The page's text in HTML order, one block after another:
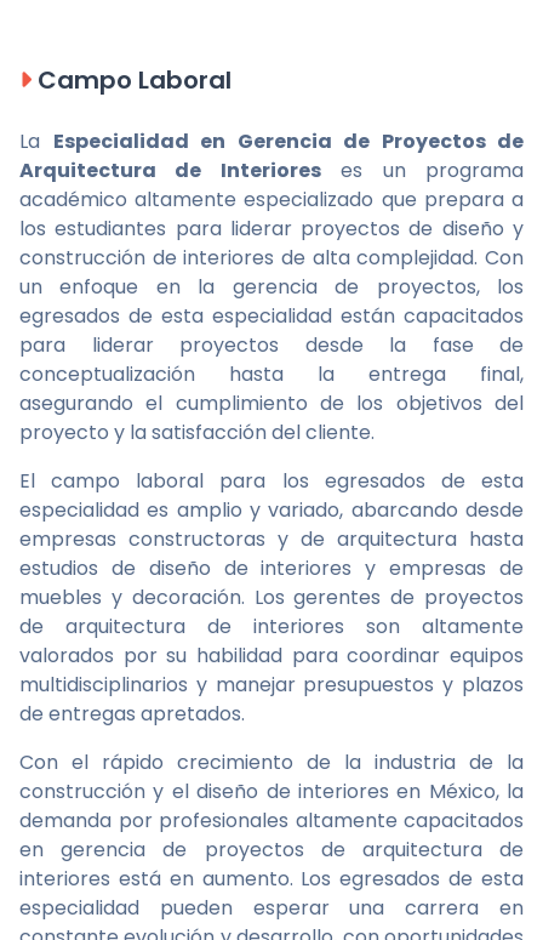
Campo Laboral
La Especialidad en Gerencia de Proyectos de
Arquitectura de Interioreses un programa
académico altamente especializado que prepara a
los estudiantes para liderar proyectos de diseño y
construcción de interiores de alta complejidad. Con
un enfoque en la gerencia de proyectos, los
egresados de esta especialidad están capacitados
para liderar proyectos desde la fase de
conceptualización hasta la entrega final,
asegurando el cumplimiento de los objetivos del
proyecto y la satisfacción del cliente.
El campo laboral para los egresados de esta
especialidad es amplio y variado, abarcando desde
empresas constructoras y de arquitectura hasta
estudios de diseño de interiores y empresas de
muebles y decoración. Los gerentes de proyectos
de arquitectura de interiores son altamente
valorados por su habilidad para coordinar equipos
multidisciplinarios y manejar presupuestos y plazos
de entregas apretados.
Con el rápido crecimiento de la industria de la
construcción y el diseño de interiores en México, la
demanda por profesionales altamente capacitados
en gerencia de proyectos de arquitectura de
interiores está en aumento. Los egresados de esta
especialidad pueden esperar una carrera en